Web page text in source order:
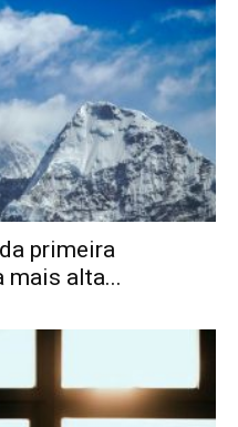
primeira
mais alta...